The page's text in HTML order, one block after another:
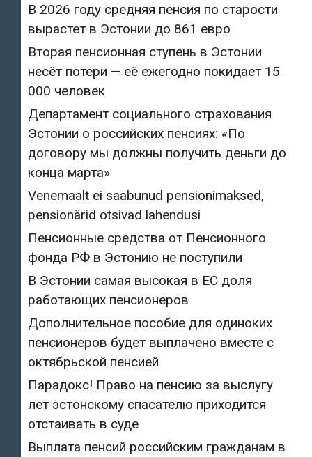
В 2026 году средняя пенсия по старости
вырастет в Эстонии до 861 евро
Вторая пенсионная ступень в Эстонии
несёт потери — её ежегодно покидает 15
000 человек
Департамент социального страхования
Эстонии о российских пенсиях: «По
договору мы должны получить деньги до
конца марта»
Venemaalt ei saabunud pensionimaksed,
pensionärid otsivad lahendusi
Пенсионные средства от Пенсионного
фонда РФ в Эстонию не поступили
В Эстонии самая высокая в ЕС доля
работающих пенсионеров
Дополнительное пособие для одиноких
пенсионеров будет выплачено вместе с
октябрьской пенсией
Парадокс! Право на пенсию за выслугу
лет эстонскому спасателю приходится
отстаивать в суде
Выплата пенсий российским гражданам в